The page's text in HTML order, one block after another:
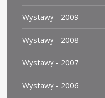
Wystawy - 2009
Wystawy - 2008
Wystawy - 2007
Wystawy - 2006